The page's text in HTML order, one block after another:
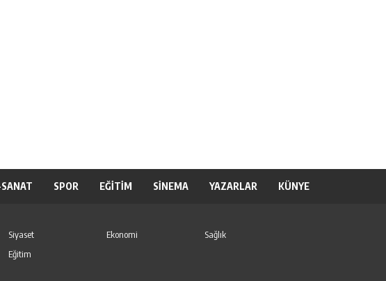
SPOR EĞİTİM SİNEMA YAZARLAR KÜNYE
Siyaset Ekonomi
Sağlık
Eğitim